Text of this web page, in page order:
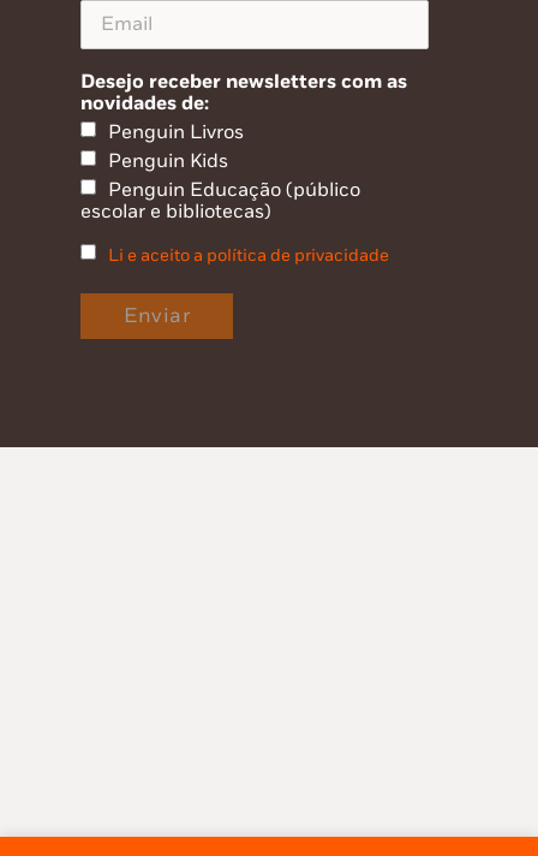
Desejo receber newsletters com as
novidades de:
Penguin Livros
Penguin Kids
Penguin Educação (público
escolar e bibliotecas)
Li e aceito a política de privacidade